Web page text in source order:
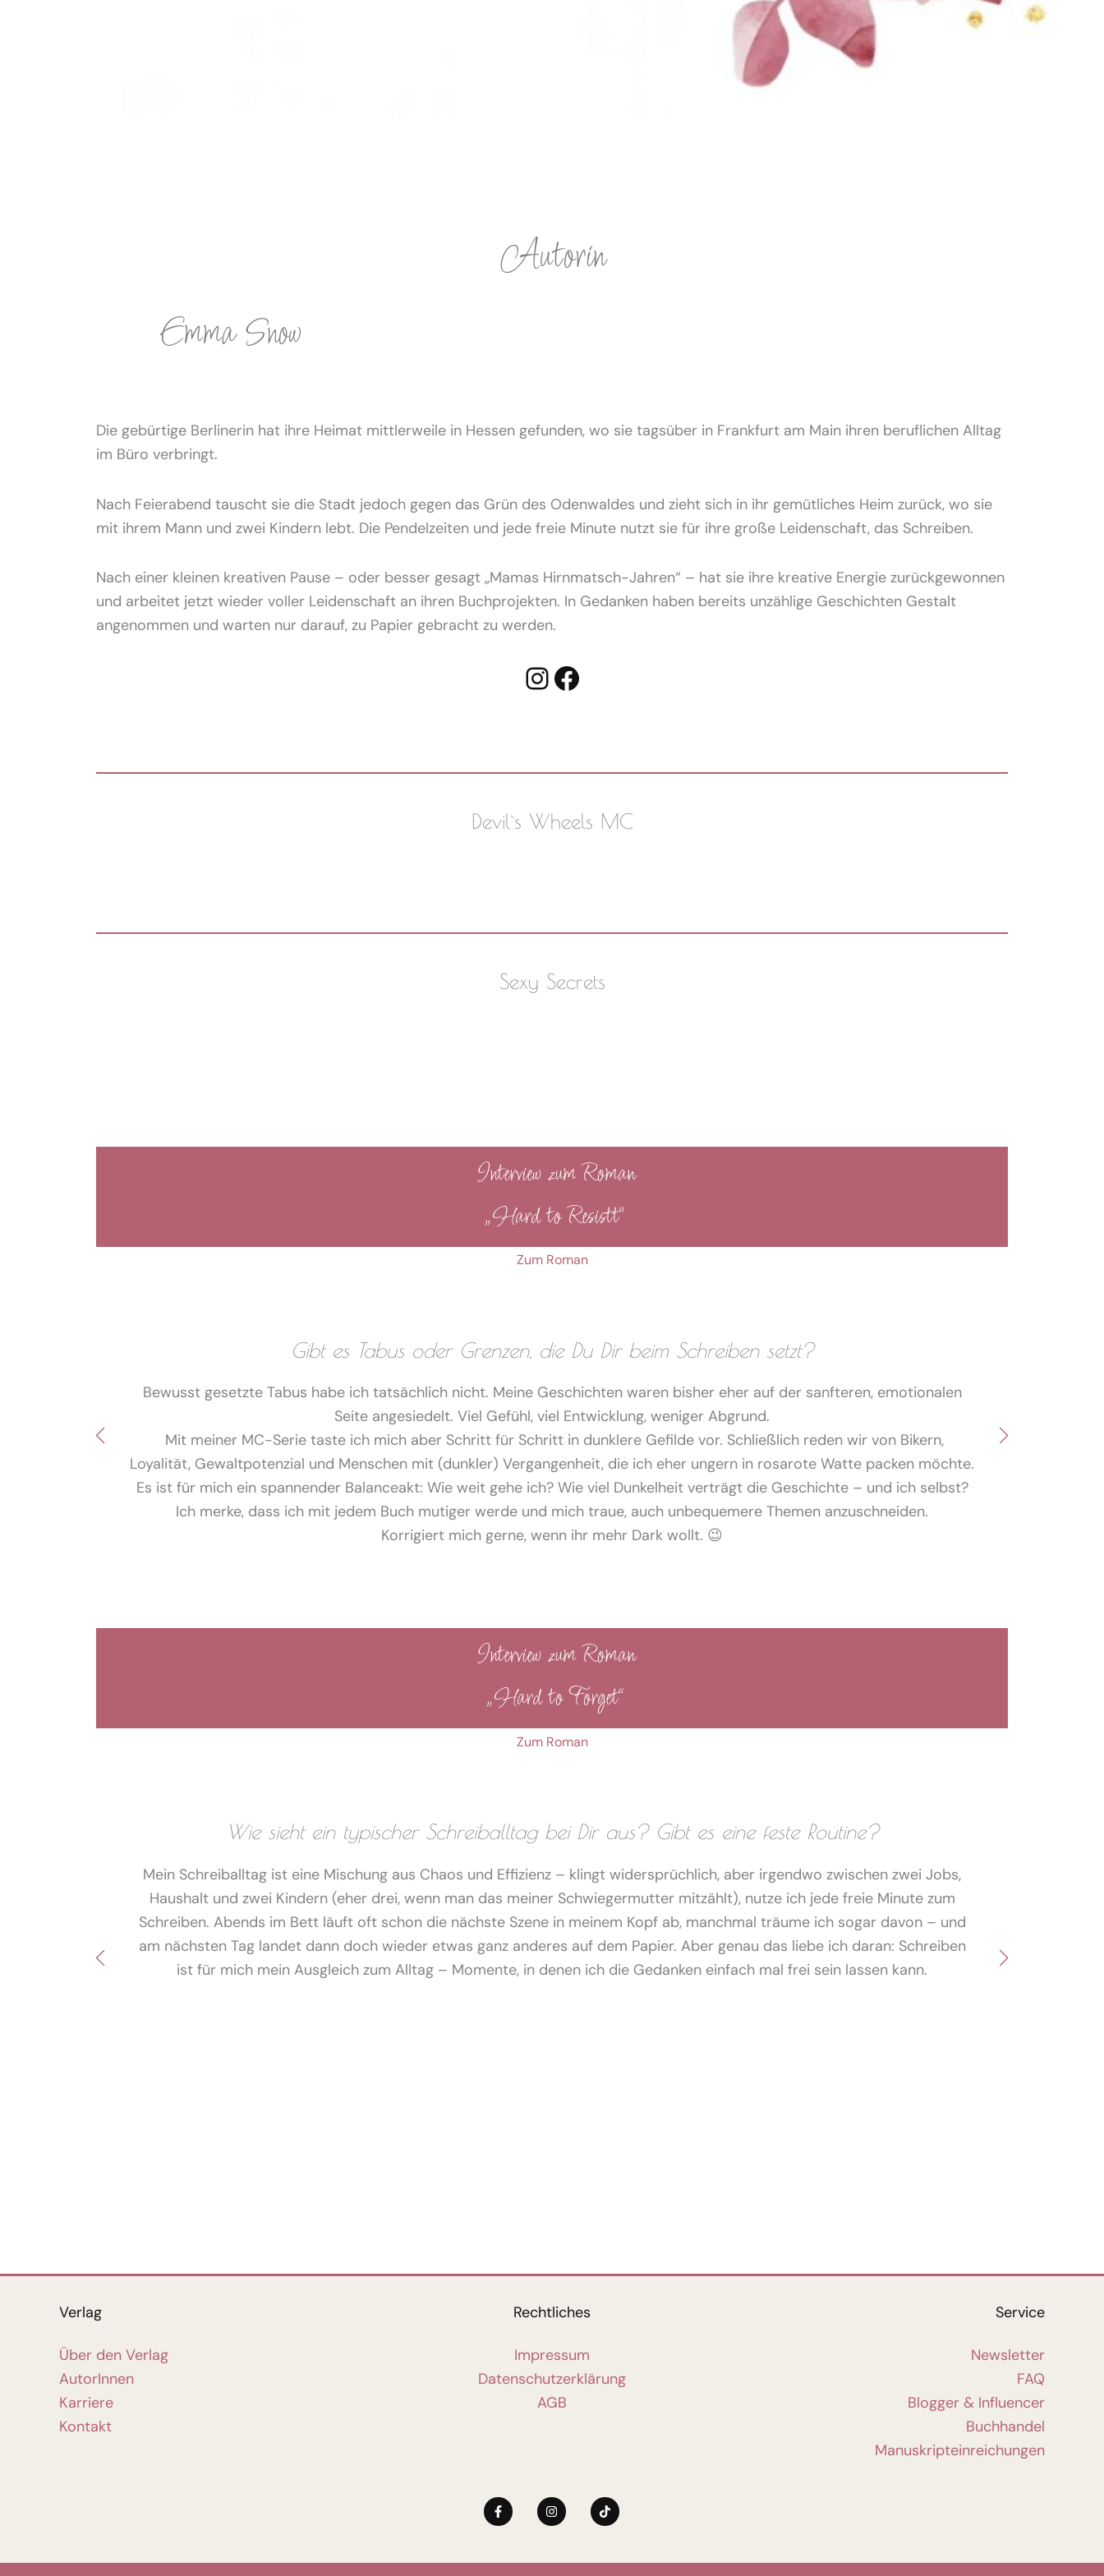
Autorin
Emma Snow
Die gebürtige Berlinerin hat ihre Heimat mittlerweile in Hessen gefunden, wo sie tagsüber in Frankfurt am Main ihren beruflichen Alltag
im Büro verbringt.
Nach Feierabend tauscht sie die Stadt jedoch gegen das Grün des Odenwaldes und zieht sich in ihr gemütliches Heim zurück, wo sie
mit ihrem Mann und zwei Kindern lebt. Die Pendelzeiten und jede freie Minute nutzt sie für ihre große Leidenschaft, das Schreiben.
Nach einer kleinen kreativen Pause – oder besser gesagt „Mamas Hirnmatsch-Jahren“ – hat sie ihre kreative Energie zurückgewonnen
und arbeitet jetzt wieder voller Leidenschaft an ihren Buchprojekten. In Gedanken haben bereits unzählige Geschichten Gestalt
angenommen und warten nur darauf, zu Papier gebracht zu werden.
Instagram
Facebook
Devil`s Wheels MC
Sexy Secrets
Interview zum Roman
„Hard to Resistt“
Zum Roman
Gibt es Tabus oder Grenzen, die Du Dir beim Schreiben setzt?
Bewusst gesetzte Tabus habe ich tatsächlich nicht. Meine Geschichten waren bisher eher auf der sanfteren, emotionalen
Seite angesiedelt. Viel Gefühl, viel Entwicklung, weniger Abgrund.
Mit meiner MC-Serie taste ich mich aber Schritt für Schritt in dunklere Gefilde vor. Schließlich reden wir von Bikern,
Loyalität, Gewaltpotenzial und Menschen mit (dunkler) Vergangenheit, die ich eher ungern in rosarote Watte packen möchte.
Es ist für mich ein spannender Balanceakt: Wie weit gehe ich? Wie viel Dunkelheit verträgt die Geschichte – und ich selbst?
Ich merke, dass ich mit jedem Buch mutiger werde und mich traue, auch unbequemere Themen anzuschneiden.
Korrigiert mich gerne, wenn ihr mehr Dark wollt. 😉
Interview zum Roman
„Hard to Forget“
Zum Roman
Wie sieht ein typischer Schreiballtag bei Dir aus? Gibt es eine feste Routine?
Mein Schreiballtag ist eine Mischung aus Chaos und Effizienz – klingt widersprüchlich, aber irgendwo zwischen zwei Jobs,
Haushalt und zwei Kindern (eher drei, wenn man das meiner Schwiegermutter mitzählt), nutze ich jede freie Minute zum
Schreiben. Abends im Bett läuft oft schon die nächste Szene in meinem Kopf ab, manchmal träume ich sogar davon – und
am nächsten Tag landet dann doch wieder etwas ganz anderes auf dem Papier. Aber genau das liebe ich daran: Schreiben
ist für mich mein Ausgleich zum Alltag – Momente, in denen ich die Gedanken einfach mal frei sein lassen kann.
Verlag
Über den Verlag
AutorInnen
Karriere
Kontakt
Rechtliches
Impressum
Datenschutzerklärung
AGB
Service
Newsletter
FAQ
Blogger & Influencer
Buchhandel
Manuskripteinreichungen